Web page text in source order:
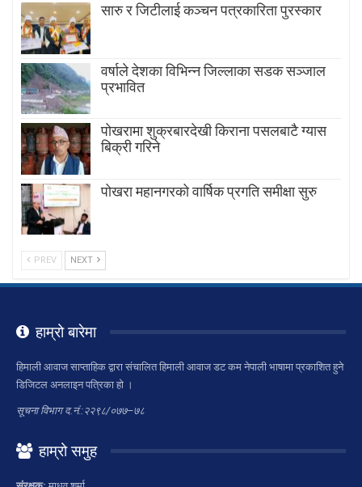
सारु र जिटीलाई कञ्चन पत्रकारिता पुरस्कार
वर्षाले देशका विभिन्न जिल्लाका सडक सञ्जाल
प्रभावित
पोखरामा शुक्रबारदेखी किराना पसलबाटै ग्यास
बिक्री गरिने
पोखरा महानगरको वार्षिक प्रगति समीक्षा सुरु
PREV NEXT
हाम्रो बारेमा
हिमाली आवाज साप्ताहिक द्वारा संचालित हिमाली आवाज डट कम नेपाली भाषामा प्रकाशित हुने
डिजिटल अनलाइन पत्रिका हो ।
सूचना विभाग द.नं.:२२९८/०७७–७८
हाम्रो समुह